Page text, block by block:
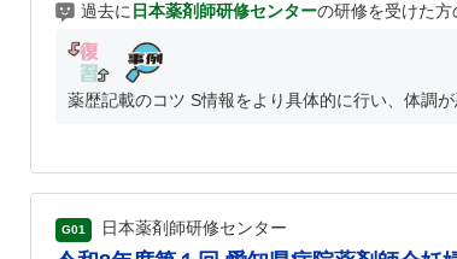
過去に 日本薬剤師研修センターの研修を受けた方
薬歴記載のコツ S情報をより具体的に行い、体調
G01 日本薬剤師研修センター